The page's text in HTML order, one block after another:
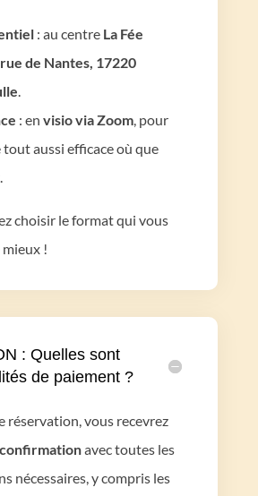
: au centre La Fée
de Nantes, 17220
.
: en visio via Zoom, pour
tout aussi efficace où que
choisir le format qui vous
!
: Quelles sont
de paiement ?
réservation, vous recevrez
avec toutes les
nécessaires, y compris les